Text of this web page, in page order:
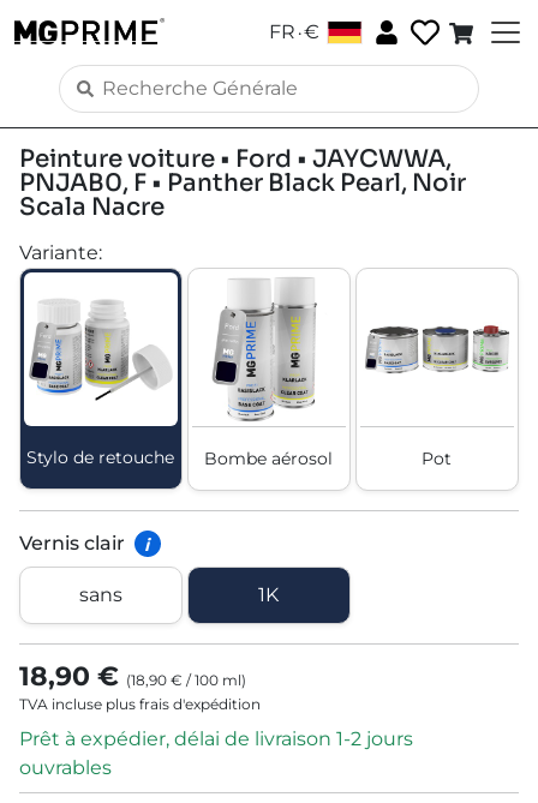
FR .€
Peinture voiture • Ford • JAYCWWA,
PNJAB0, F • Panther Black Pearl, Noir
Scala Nacre
Variante:
Stylo de retouche Bombe aérosol Pot
Vernis clair i
sans 1K
18,90 € (18,90 € /100 ml)
TVA incluse plus frais d'expédition
Prêt à expédier, délai de livraison 1-2 jours
ouvrables